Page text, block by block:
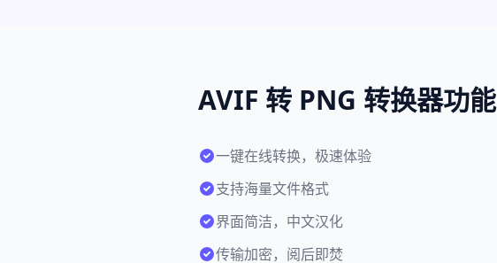
AVIF 转 PNG 转换器功能
一键在线转换，极速体验
支持海量文件格式
界面简洁，中文汉化
传输加密，阅后即焚